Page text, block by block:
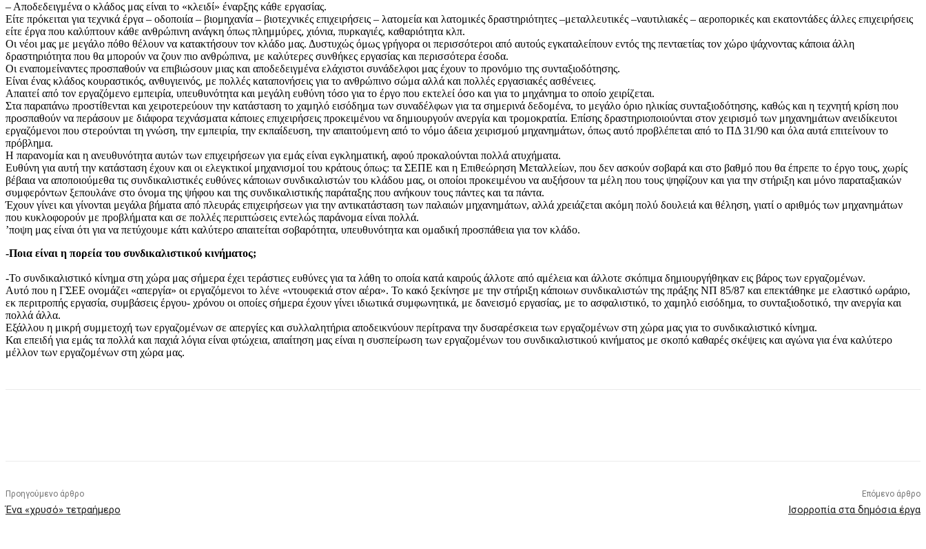
– Αποδεδειγμένα ο κλάδος μας είναι το «κλειδί» έναρξης κάθε εργασίας.
Είτε πρόκειται για τεχνικά έργα – οδοποιία – βιομηχανία – βιοτεχνικές επιχειρήσεις – λατομεία και λατομικές δραστηριότητες –μεταλλευτικές –ναυτιλιακές – αεροπορικές και εκατοντάδες άλλες επιχειρήσεις
είτε έργα που καλύπτουν κάθε ανθρώπινη ανάγκη όπως πλημμύρες, χιόνια, πυρκαγιές, καθαριότητα κλπ.
Οι νέοι μας με μεγάλο πόθο θέλουν να κατακτήσουν τον κλάδο μας. Δυστυχώς όμως γρήγορα οι περισσότεροι από αυτούς εγκαταλείπουν εντός της πενταετίας τον χώρο ψάχνοντας κάποια άλλη
δραστηριότητα που θα μπορούν να ζουν πιο ανθρώπινα, με καλύτερες συνθήκες εργασίας και περισσότερα έσοδα.
Οι εναπομείναντες προσπαθούν να επιβιώσουν μιας και αποδεδειγμένα ελάχιστοι συνάδελφοι μας έχουν το προνόμιο της συνταξιοδότησης.
Είναι ένας κλάδος κουραστικός, ανθυγιεινός, με πολλές καταπονήσεις για το ανθρώπινο σώμα αλλά και πολλές εργασιακές ασθένειες.
Απαιτεί από τον εργαζόμενο εμπειρία, υπευθυνότητα και μεγάλη ευθύνη τόσο για το έργο που εκτελεί όσο και για το μηχάνημα το οποίο χειρίζεται.
Στα παραπάνω προστίθενται και χειροτερεύουν την κατάσταση το χαμηλό εισόδημα των συναδέλφων για τα σημερινά δεδομένα, το μεγάλο όριο ηλικίας συνταξιοδότησης, καθώς και η τεχνητή κρίση που
προσπαθούν να περάσουν με διάφορα τεχνάσματα κάποιες επιχειρήσεις προκειμένου να δημιουργούν ανεργία και τρομοκρατία. Επίσης δραστηριοποιούνται στον χειρισμό των μηχανημάτων ανειδίκευτοι
εργαζόμενοι που στερούνται τη γνώση, την εμπειρία, την εκπαίδευση, την απαιτούμενη από το νόμο άδεια χειρισμού μηχανημάτων, όπως αυτό προβλέπεται από το ΠΔ 31/90 και όλα αυτά επιτείνουν το
πρόβλημα.
Η παρανομία και η ανευθυνότητα αυτών των επιχειρήσεων για εμάς είναι εγκληματική, αφού προκαλούνται πολλά ατυχήματα.
Ευθύνη για αυτή την κατάσταση έχουν και οι ελεγκτικοί μηχανισμοί του κράτους όπως: τα ΣΕΠΕ και η Επιθεώρηση Μεταλλείων, που δεν ασκούν σοβαρά και στο βαθμό που θα έπρεπε το έργο τους, χωρίς
βέβαια να αποποιούμεθα τις συνδικαλιστικές ευθύνες κάποιων συνδικαλιστών του κλάδου μας, οι οποίοι προκειμένου να αυξήσουν τα μέλη που τους ψηφίζουν και για την στήριξη και μόνο παραταξιακών
συμφερόντων ξεπουλάνε στο όνομα της ψήφου και της συνδικαλιστικής παράταξης που ανήκουν τους πάντες και τα πάντα.
Έχουν γίνει και γίνονται μεγάλα βήματα από πλευράς επιχειρήσεων για την αντικατάσταση των παλαιών μηχανημάτων, αλλά χρειάζεται ακόμη πολύ δουλειά και θέληση, γιατί ο αριθμός των μηχανημάτων
που κυκλοφορούν με προβλήματα και σε πολλές περιπτώσεις εντελώς παράνομα είναι πολλά.
ʼποψη μας είναι ότι για να πετύχουμε κάτι καλύτερο απαιτείται σοβαρότητα, υπευθυνότητα και ομαδική προσπάθεια για τον κλάδο.
-Ποια είναι η πορεία του συνδικαλιστικού κινήματος;
-Το συνδικαλιστικό κίνημα στη χώρα μας σήμερα έχει τεράστιες ευθύνες για τα λάθη το οποία κατά καιρούς άλλοτε από αμέλεια και άλλοτε σκόπιμα δημιουργήθηκαν εις βάρος των εργαζομένων.
Αυτό που η ΓΣΕΕ ονομάζει «απεργία» οι εργαζόμενοι το λένε «ντουφεκιά στον αέρα». Το κακό ξεκίνησε με την στήριξη κάποιων συνδικαλιστών της πράξης ΝΠ 85/87 και επεκτάθηκε με ελαστικό ωράριο,
εκ περιτροπής εργασία, συμβάσεις έργου- χρόνου οι οποίες σήμερα έχουν γίνει ιδιωτικά συμφωνητικά, με δανεισμό εργασίας, με το ασφαλιστικό, το χαμηλό εισόδημα, το συνταξιοδοτικό, την ανεργία και
πολλά άλλα.
Εξάλλου η μικρή συμμετοχή των εργαζομένων σε απεργίες και συλλαλητήρια αποδεικνύουν περίτρανα την δυσαρέσκεια των εργαζομένων στη χώρα μας για το συνδικαλιστικό κίνημα.
Και επειδή για εμάς τα πολλά και παχιά λόγια είναι φτώχεια, απαίτηση μας είναι η συσπείρωση των εργαζομένων του συνδικαλιστικού κινήματος με σκοπό καθαρές σκέψεις και αγώνα για ένα καλύτερο
μέλλον των εργαζομένων στη χώρα μας.
Προηγούμενο άρθρο
Ένα «χρυσό» τετραήμερο
Επόμενο άρθρο
Ισορροπία στα δημόσια έργα